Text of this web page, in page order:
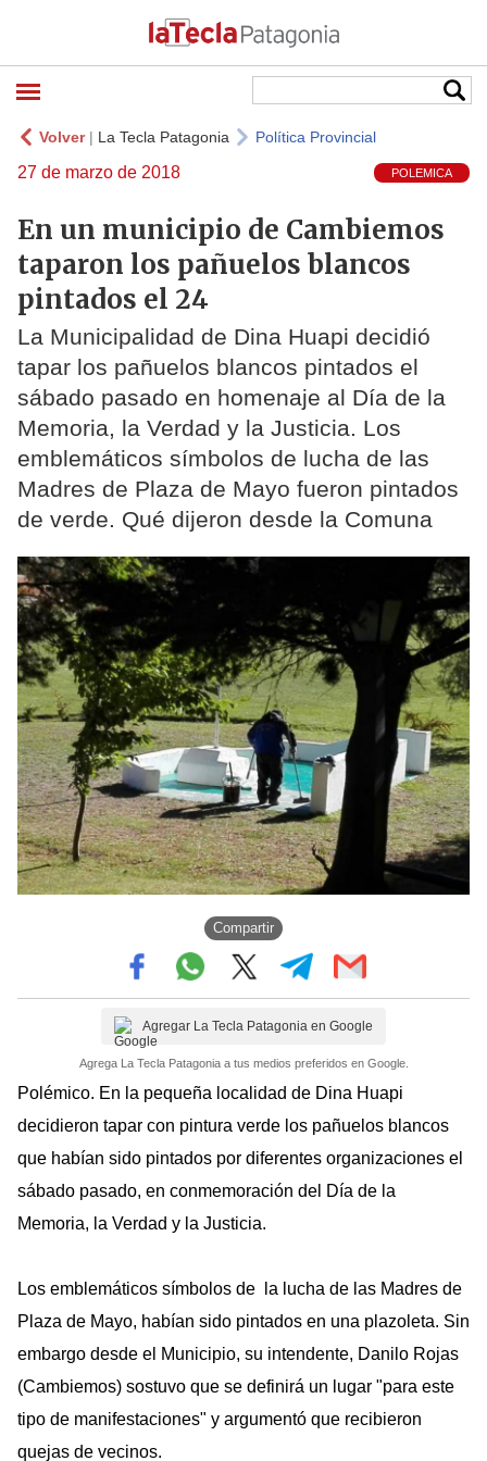
Volver| La Tecla Patagonia Política Provincial
27 de marzo de 2018 POLEMICA
En un municipio de Cambiemos
taparon los pañuelos blancos
pintados el 24
La Municipalidad de Dina Huapi decidió
tapar los pañuelos blancos pintados el
sábado pasado en homenaje al Día de la
Memoria, la Verdad y la Justicia. Los
emblemáticos símbolos de lucha de las
Madres de Plaza de Mayo fueron pintados
de verde. Qué dijeron desde la Comuna
Compartir
Agregar La Tecla Patagonia en Google
Agrega La Tecla Patagonia a tus medios preferidos en Google.
Polémico. En la pequeña localidad de Dina Huapi
decidieron tapar con pintura verde los pañuelos blancos
que habían sido pintados por diferentes organizaciones el
sábado pasado, en conmemoración del Día de la
Memoria, la Verdad y la Justicia.
Los emblemáticos símbolos de la lucha de las Madres de
Plaza de Mayo, habían sido pintados en una plazoleta. Sin
embargo desde el Municipio, su intendente, Danilo Rojas
(Cambiemos) sostuvo que se definirá un lugar "para este
tipo de manifestaciones" y argumentó que recibieron
quejas de vecinos.